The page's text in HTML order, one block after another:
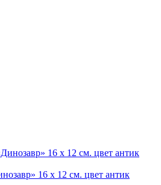
16 х 12 см. цвет антик